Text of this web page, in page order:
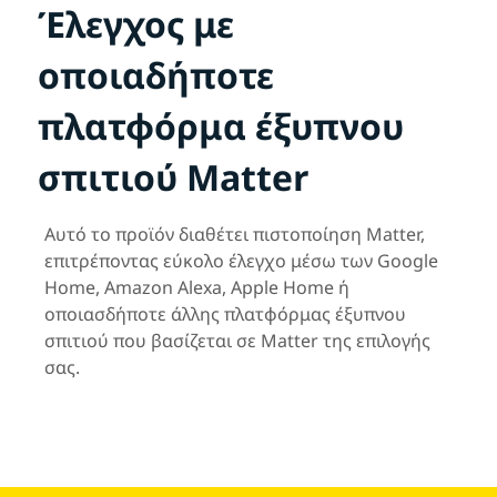
Έλεγχος με
οποιαδήποτε
πλατφόρμα έξυπνου
σπιτιού Matter
Αυτό το προϊόν διαθέτει πιστοποίηση Matter,
επιτρέποντας εύκολο έλεγχο μέσω των Google
Home, Amazon Alexa, Apple Home ή
οποιασδήποτε άλλης πλατφόρμας έξυπνου
σπιτιού που βασίζεται σε Matter της επιλογής
σας.